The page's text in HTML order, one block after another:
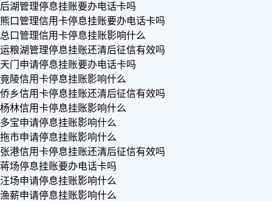
后湖管理停息挂账要办电话卡吗
熊口管理信用卡停息挂账要办电话卡吗
总口管理信用卡停息挂账影响什么
运粮湖管理停息挂账还清后征信有效吗
天门申请停息挂账要办电话卡吗
竟陵信用卡停息挂账影响什么
侨乡信用卡停息挂账还清后征信有效吗
杨林信用卡停息挂账影响什么
多宝申请停息挂账影响什么
拖市申请停息挂账影响什么
张港信用卡停息挂账还清后征信有效吗
蒋场停息挂账要办电话卡吗
汪场申请停息挂账影响什么
渔薪申请停息挂账影响什么